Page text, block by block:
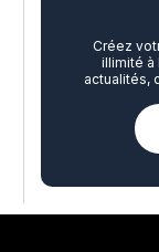
Créez
illimité à
actualités,